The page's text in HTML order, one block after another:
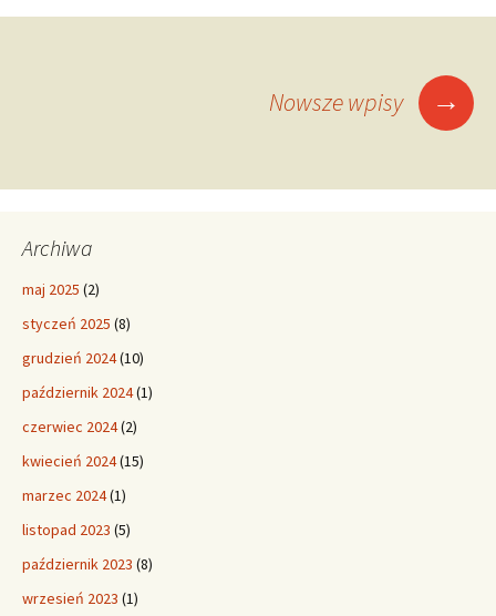
wpisach
Nowsze wpisy →
Archiwa
maj 2025 (2)
styczeń 2025 (8)
grudzień 2024(10)
październik 2024(1)
czerwiec 2024(2)
kwiecień 2024(15)
marzec 2024(1)
listopad 2023 (5)
październik 2023 (8)
wrzesień 2023 (1)